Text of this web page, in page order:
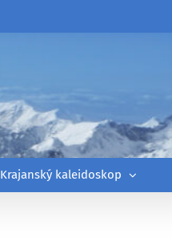
Krajanský kaleidoskop